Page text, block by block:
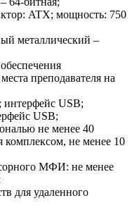
ATX; мощность: 750
металлический –
преподавателя на
интерфейс USB;
USB;
не менее 40
не менее 10
МФИ: не менее
для удаленного